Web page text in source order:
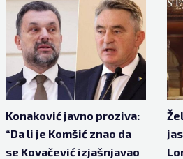
Konaković javno proziva:
“Da li je Komšić znao da
se Kovačević izjašnjavao